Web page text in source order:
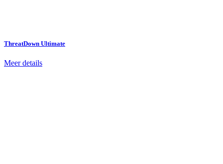
ThreatDown Ultimate
Meer details